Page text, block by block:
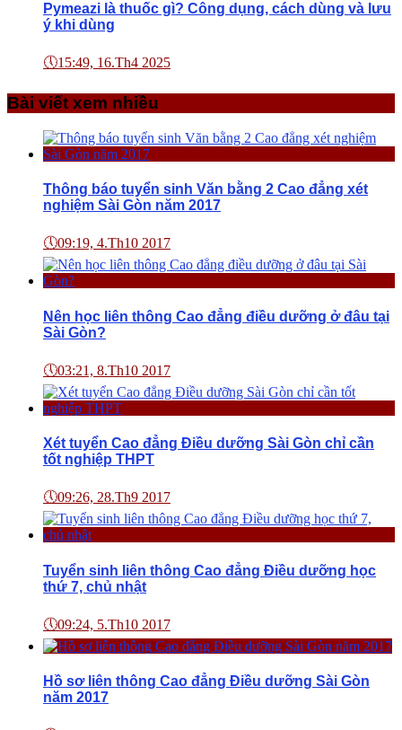
Pymeazi là thuốc gì? Công dụng, cách dùng và lưu
ý khi dùng
🕔15:49, 16.Th4 2025
Bài viết xem nhiều
Thông báo tuyển sinh Văn bằng 2 Cao đẳng xét
nghiệm Sài Gòn năm 2017
🕔09:19, 4.Th10 2017
Nên học liên thông Cao đẳng điều dưỡng ở đâu tại
Sài Gòn?
🕔03:21, 8.Th10 2017
Xét tuyển Cao đẳng Điều dưỡng Sài Gòn chỉ cần
tốt nghiệp THPT
🕔09:26, 28.Th9 2017
Tuyển sinh liên thông Cao đẳng Điều dưỡng học
thứ 7, chủ nhật
🕔09:24, 5.Th10 2017
Hồ sơ liên thông Cao đẳng Điều dưỡng Sài Gòn
năm 2017